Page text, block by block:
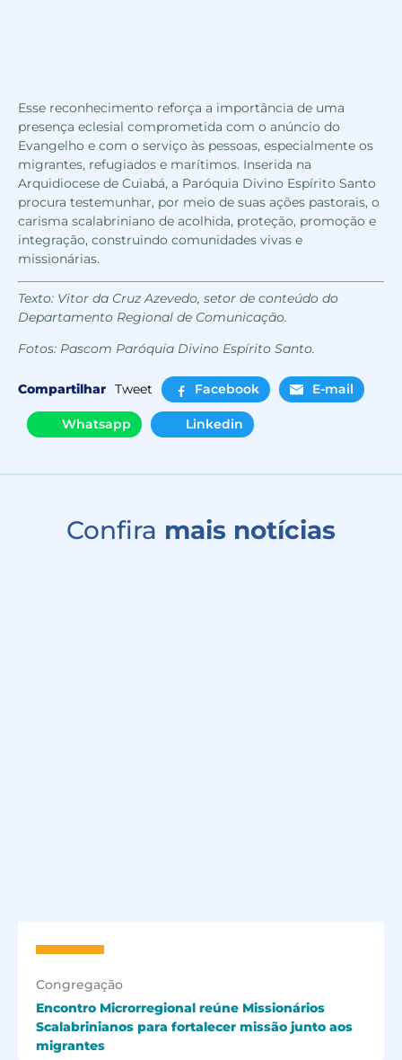
Esse reconhecimento reforça a importância de uma
presença eclesial comprometida com o anúncio do
Evangelho e com o serviço às pessoas, especialmente os
migrantes, refugiados e marítimos. Inserida na
Arquidiocese de Cuiabá, a Paróquia Divino Espírito Santo
procura testemunhar, por meio de suas ações pastorais, o
carisma scalabriniano de acolhida, proteção, promoção e
integração, construindo comunidades vivas e
missionárias.
Texto: Vitor da Cruz Azevedo, setor de conteúdo do
Departamento Regional de Comunicação.
Fotos: Pascom Paróquia Divino Espírito Santo.
Compartilhar Tweet Facebook E-mail
Whatsapp Linkedin
Confira mais notícias
Congregação
Encontro Microrregional reúne Missionários
Scalabrinianos para fortalecer missão junto aos
migrantes